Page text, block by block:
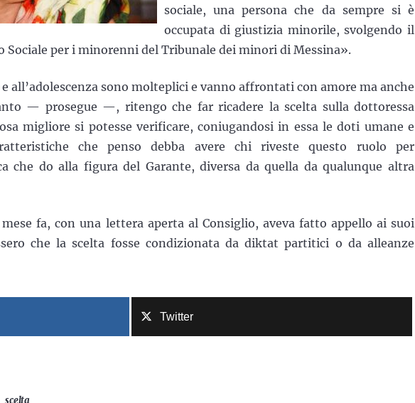
sociale, una persona che da sempre si è
occupata di giustizia minorile, svolgendo il
Sociale per i minorenni del Tribunale dei minori di Messina».
all’adolescenza sono molteplici e vanno affrontati con amore ma anche
— prosegue —, ritengo che far ricadere la scelta sulla dottoressa
migliore si potesse verificare, coniugandosi in essa le doti umane e
che penso debba avere chi riveste questo ruolo per
che do alla figura del Garante, diversa da quella da qualunque altra
fa, con una lettera aperta al Consiglio, aveva fatto appello ai suoi
che la scelta fosse condizionata da diktat partitici o da alleanze
Twitter
scelta